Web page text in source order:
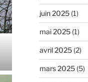
juin 2025(1)
mai 2025(1)
avril 2025(2)
mars 2025(5)